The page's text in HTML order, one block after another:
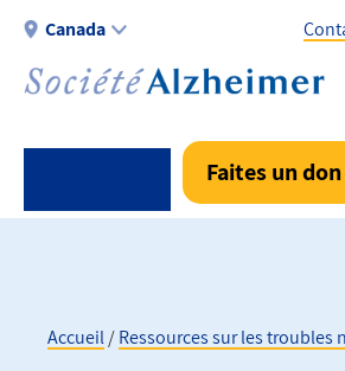
Aller
contenu
Canada
-
Fr
-
Faites un don
Accueil Ressources sur les troubles